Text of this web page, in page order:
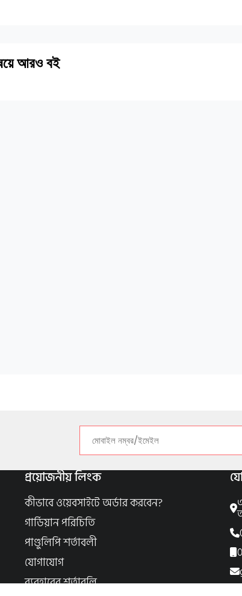
আরও বই
প্রয়োজনীয় লিংক
কীভাবে ওয়েবসাইটে অর্ডার করবেন?
গার্ডিয়ান পরিচিতি
পাণ্ডুলিপি শর্তাবলী
যোগাযোগ
ব্যবহারের শর্তাবলি